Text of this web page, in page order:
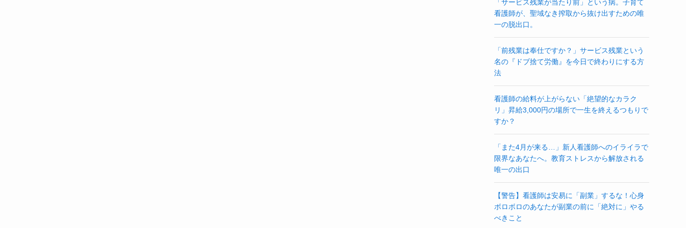
「サービス残業が当たり前」という病。子育て
看護師が、聖域なき搾取から抜け出すための唯
一の脱出口。
「前残業は奉仕ですか？」サービス残業という
名の『ドブ捨て労働』を今日で終わりにする方
法
看護師の給料が上がらない「絶望的なカラク
リ」昇給3,000円の場所で一生を終えるつもりで
すか？
「また4月が来る…」新人看護師へのイライラで
限界なあなたへ。教育ストレスから解放される
唯一の出口
【警告】看護師は安易に「副業」するな！心身
ボロボロのあなたが副業の前に「絶対に」やる
べきこと